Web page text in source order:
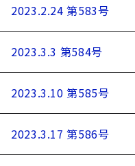
2023.2.24 第583号
2023.3.3 第584号
2023.3.10 第585号
2023.3.17 第586号